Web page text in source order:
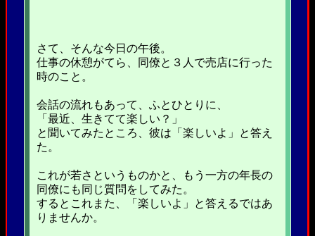
さて、そんな今日の午後。
仕事の休憩がてら、同僚と３人で売店に行った
時のこと。
会話の流れもあって、ふとひとりに、
「最近、生きてて楽しい？」
と聞いてみたところ、彼は「楽しいよ」と答え
た。
これが若さというものかと、もう一方の年長の
同僚にも同じ質問をしてみた。
するとこれまた、「楽しいよ」と答えるではあ
りませんか。